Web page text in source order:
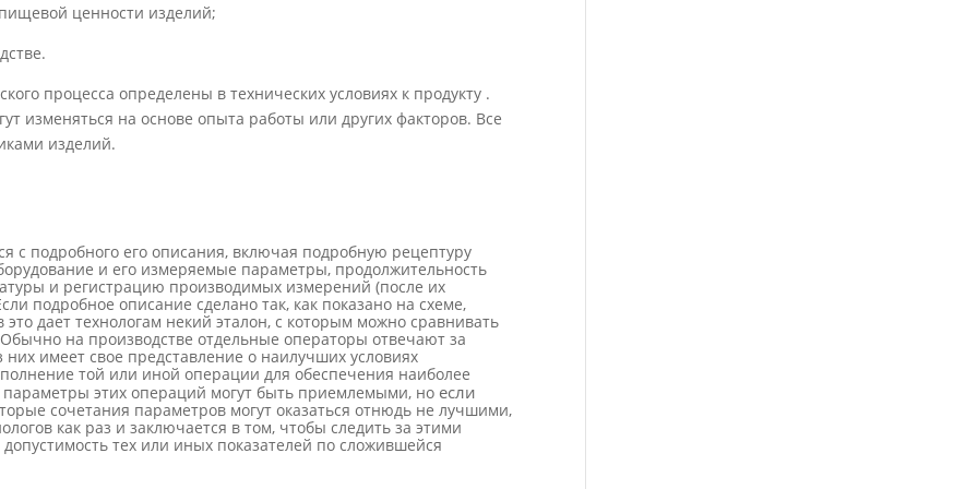
ценности изделий;
процесса определены в техни­ческих условиях к продукту .
изменяться на основе опыта работы или других факторов. Все
изделий.
с подробного его описания, включая под­робную рецептуру
и его из­меряемые параметры, продолжительность
и регистрацию производимых измерений (после их
подробное описание сделано так, как показано на схеме,
дает технологам некий эталон, с ко­торым можно сравнивать
на про­изводстве отдельные операторы отвечают за
имеет свое представление о наилучших условиях
той или иной операции для обеспечения наиболее
этих операций могут быть приемлемы­ми, но если
сочетания параметров могут оказаться отнюдь не лучшими,
как раз и заключается в том, чтобы следить за этими
тех или иных показателей по сложившейся